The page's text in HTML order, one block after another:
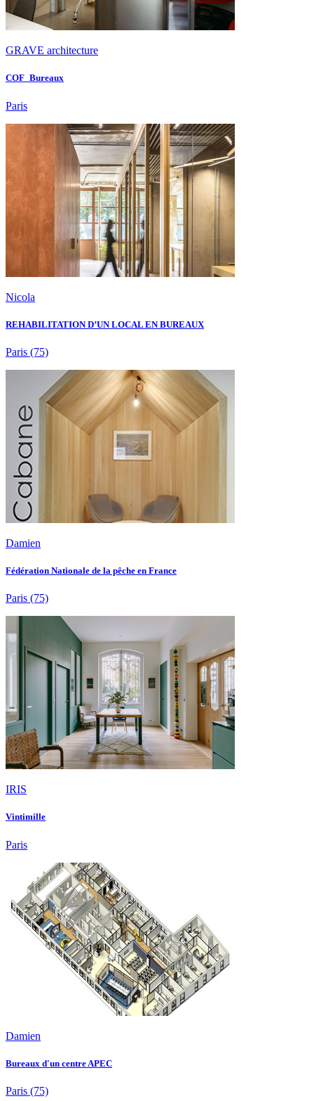
GRAVE architecture
COF_Bureaux
Paris
Nicola
REHABILITATION D’UN LOCAL EN BUREAUX
Paris (75)
Damien
Fédération Nationale de la pêche en France
Paris (75)
IRIS
Vintimille
Paris
Damien
Bureaux d'un centre APEC
Paris (75)